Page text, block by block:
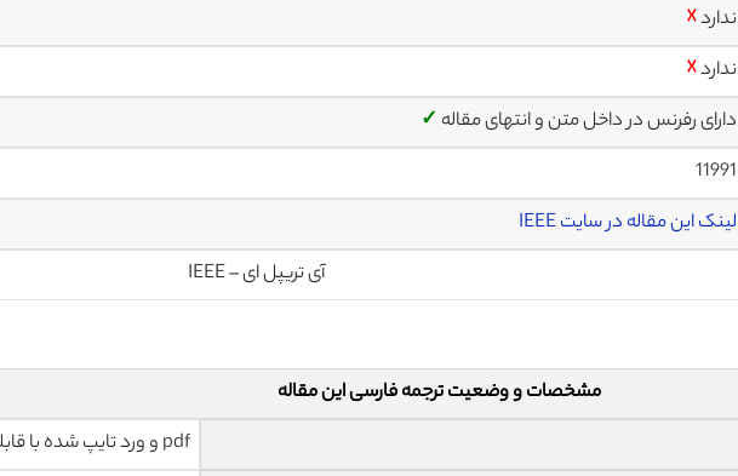
ندارد☓
ندارد☓
دارای رفرنس در داخل متن و انتهای مقاله ✓
11991
لینک این مقاله در سایت IEEE
آی تریپل ای – IEEE
مشخصات و وضعیت ترجمه فارسی این مقاله
pdf و ورد تایپ شده با قابلیت ویرایش